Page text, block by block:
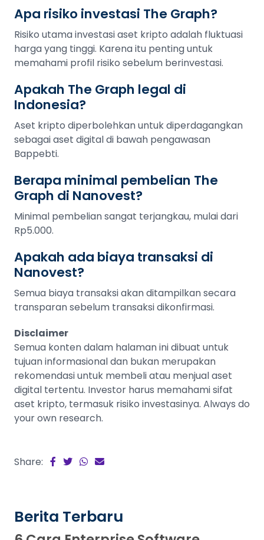
Apa risiko investasi The Graph?
Risiko utama investasi aset kripto adalah fluktuasi
harga yang tinggi. Karena itu penting untuk
memahami profil risiko sebelum berinvestasi.
Apakah The Graph legal di
Indonesia?
Aset kripto diperbolehkan untuk diperdagangkan
sebagai aset digital di bawah pengawasan
Bappebti.
Berapa minimal pembelian The
Graph di Nanovest?
Minimal pembelian sangat terjangkau, mulai dari
Rp5.000.
Apakah ada biaya transaksi di
Nanovest?
Semua biaya transaksi akan ditampilkan secara
transparan sebelum transaksi dikonfirmasi.
Disclaimer
Semua konten dalam halaman ini dibuat untuk
tujuan informasional dan bukan merupakan
rekomendasi untuk membeli atau menjual aset
digital tertentu. Investor harus memahami sifat
aset kripto, termasuk risiko investasinya. Always do
your own research.
Share:
Berita Terbaru